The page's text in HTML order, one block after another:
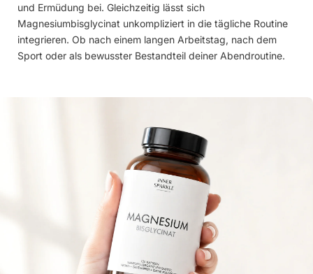
und Ermüdung bei. Gleichzeitig lässt sich
Magnesiumbisglycinat unkompliziert in die tägliche Routine
integrieren. Ob nach einem langen Arbeitstag, nach dem
Sport oder als bewusster Bestandteil deiner Abendroutine.